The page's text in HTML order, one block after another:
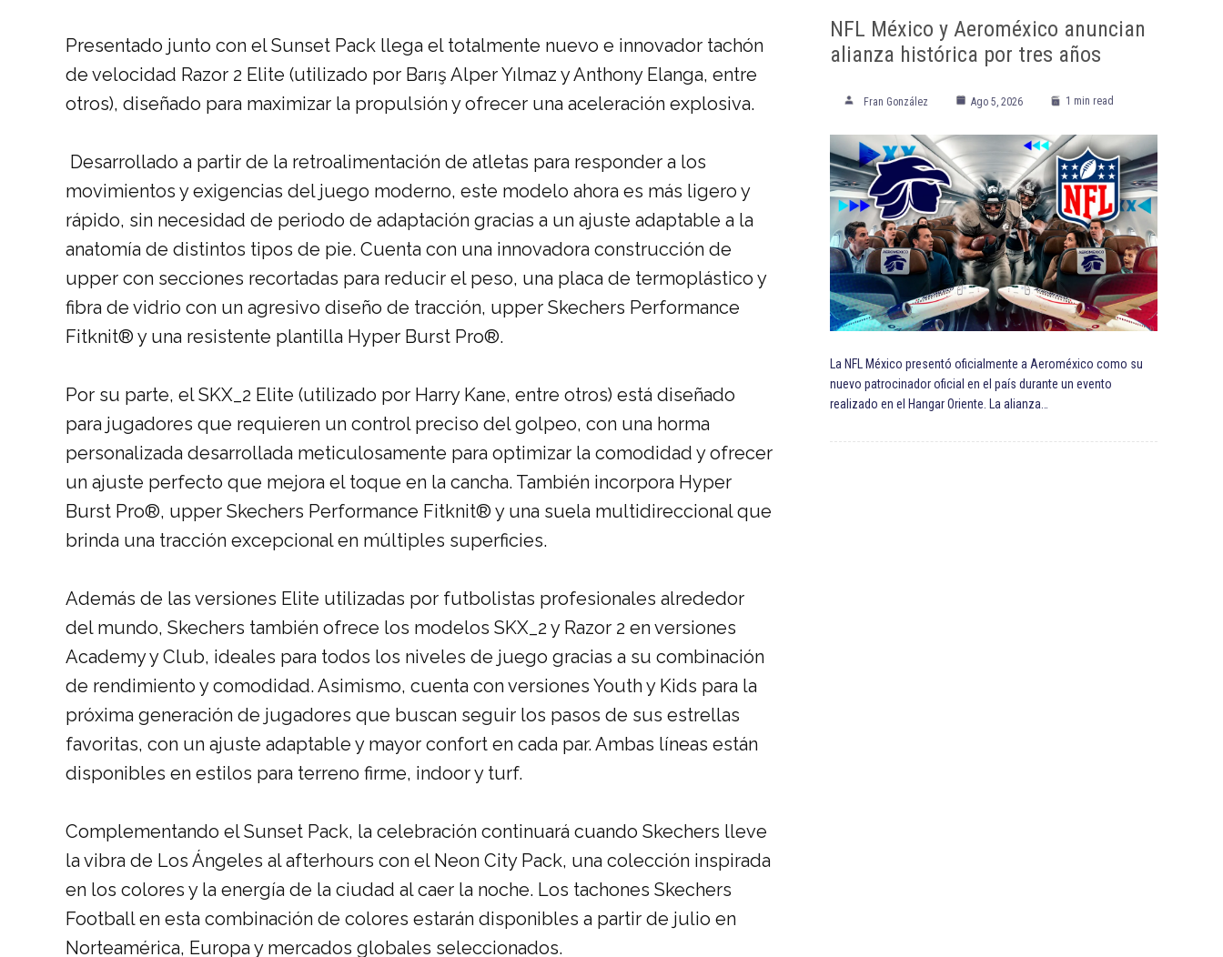
Presentado junto con el Sunset Pack llega el totalmente nuevo e innovador tachón
de velocidad Razor 2 Elite (utilizado por Barış Alper Yılmaz y Anthony Elanga, entre
otros), diseñado para maximizar la propulsión y ofrecer una aceleración explosiva.
Desarrollado a partir de la retroalimentación de atletas para responder a los
movimientos y exigencias del juego moderno, este modelo ahora es más ligero y
rápido, sin necesidad de periodo de adaptación gracias a un ajuste adaptable a la
anatomía de distintos tipos de pie. Cuenta con una innovadora construcción de
upper con secciones recortadas para reducir el peso, una placa de termoplástico y
fibra de vidrio con un agresivo diseño de tracción, upper Skechers Performance
Fitknit® y una resistente plantilla Hyper Burst Pro®.
Por su parte, elSKX_2 Elite (utilizado por Harry Kane, entre otros) está diseñado
para jugadores que requieren un control preciso del golpeo, con una horma
personalizada desarrollada meticulosamente para optimizar la comodidad y ofrecer
un ajuste perfecto que mejora el toque en la cancha. También incorpora Hyper
Burst Pro®, upper Skechers Performance Fitknit® y una suela multidireccional que
brinda una tracción excepcional en múltiples superficies.
Además de las versiones Elite utilizadas por futbolistas profesionales alrededor
del mundo, Skechers también ofrece los modelos SKX_2 y Razor 2 en versiones
AcademyyClub, ideales para todos los niveles de juego gracias a su combinación
de rendimiento y comodidad. Asimismo, cuenta con versiones Youth y Kids para la
próxima generación de jugadores que buscan seguir los pasos de sus estrellas
favoritas, con un ajuste adaptable y mayor confort en cada par. Ambas líneas están
disponibles en estilos para terreno firme, indoor y turf.
Complementando el Sunset Pack, la celebración continuará cuando Skechers lleve
la vibra de Los Ángeles al afterhours con el Neon City Pack, una colección inspirada
en los colores y la energía de la ciudad al caer la noche. Los tachones Skechers
Football en esta combinación de colores estarán disponibles a partir de julio en
Norteamérica, Europa y mercados globales seleccionados.
NFL México y Aeroméxico anuncian
alianza histórica por tres años
Fran González Ago 5, 2026 1 min read
La NFL México presentó oficialmente a Aeroméxico como su
nuevo patrocinador oficial en el país durante un evento
realizado en el Hangar Oriente. La alianza…